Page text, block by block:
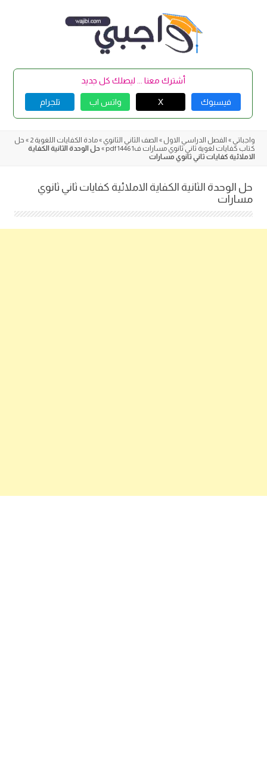
أشترك معنا ... ليصلك كل جديد
فيسبوك X واتس اب تلجرام
واجباتي » الفصل الدراسي الاول » الصف الثاني الثانوي »مادة الكفايات اللغوية 2 » حل
كتاب كفايات لغوية ثاني ثانوي مسارات ف1 1446 pdf
» حل الوحدة الثانية الكفاية
الاملائية كفايات ثاني ثانوي مسارات
حل الوحدة الثانية الكفاية الاملائية كفايات ثاني ثانوي
مسارات